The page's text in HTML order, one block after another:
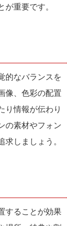
重要です。
的なバランスを
像、色彩の配置
り情報が伝わり
の素材やフォン
しましょう。
することが効果